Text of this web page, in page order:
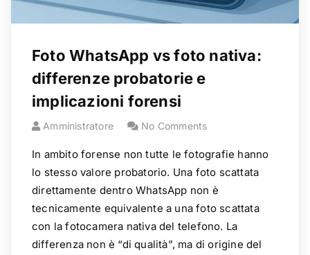
Foto WhatsApp vs foto nativa:
differenze probatorie e
implicazioni forensi
Amministratore No Comments
In ambito forense non tutte le fotografie hanno
lo stesso valore probatorio. Una foto scattata
direttamente dentro WhatsApp non è
tecnicamente equivalente a una foto scattata
con la fotocamera nativa del telefono. La
differenza non è “di qualità”, ma di origine del